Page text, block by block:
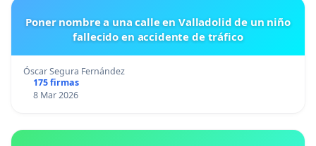
Poner nombre a una calle en Valladolid de un niño
fallecido en accidente de tráfico
Óscar Segura Fernández
175 firmas
8 Mar 2026